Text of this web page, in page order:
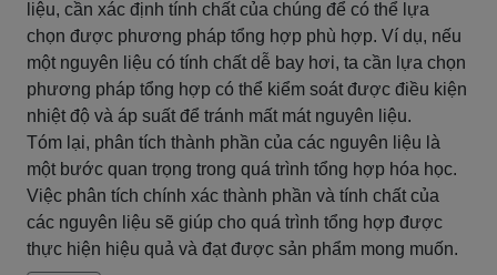
liệu, cần xác định tính chất của chúng để có thể lựa
chọn được phương pháp tổng hợp phù hợp. Ví dụ, nếu
một nguyên liệu có tính chất dễ bay hơi, ta cần lựa chọn
phương pháp tổng hợp có thể kiểm soát được điều kiện
nhiệt độ và áp suất để tránh mất mát nguyên liệu.
Tóm lại, phân tích thành phần của các nguyên liệu là
một bước quan trọng trong quá trình tổng hợp hóa học.
Việc phân tích chính xác thành phần và tính chất của
các nguyên liệu sẽ giúp cho quá trình tổng hợp được
thực hiện hiệu quả và đạt được sản phẩm mong muốn.